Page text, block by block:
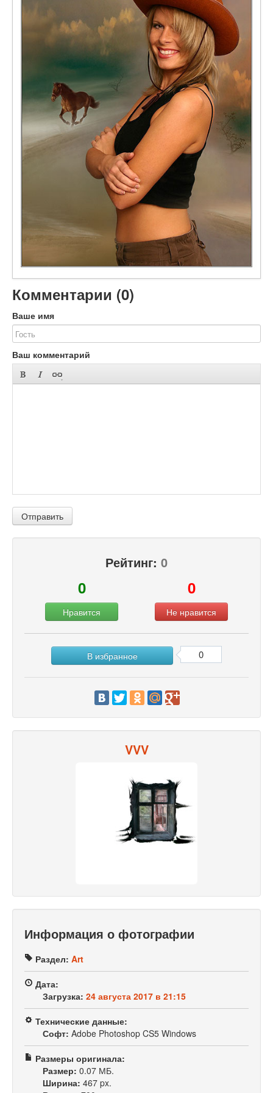
Объявления
Добавить фото
Вход (регистрация)
Комментарии (0)
Ваше имя
Ваш комментарий
Отправить
Рейтинг: 0
0
Нравится
0
Не нравится
В избранное 0
VVV
Информация о фотографии
Раздел: Art
Дата:
Загрузка: 24 августа 2017 в 21:15
Технические данные:
Софт: Adobe Photoshop CS5 Windows
Размеры оригинала:
Размер: 0.07 МБ.
Ширина: 467 px.